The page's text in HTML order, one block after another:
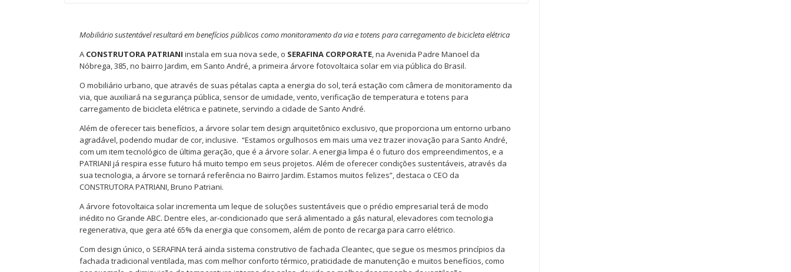
Mobiliário sustentável resultará em benefícios públicos como monitoramento da via e totens para carregamento de bicicleta elétrica
A CONSTRUTORA PATRIANI instala em sua nova sede, o SERAFINA CORPORATE, na Avenida Padre Manoel da
Nóbrega, 385, no bairro Jardim, em Santo André, a primeira árvore fotovoltaica solar em via pública do Brasil.
O mobiliário urbano, que através de suas pétalas capta a energia do sol, terá estação com câmera de monitoramento da
via, que auxiliará na segurança pública, sensor de umidade, vento, verificação de temperatura e totens para
carregamento de bicicleta elétrica e patinete, servindo a cidade de Santo André.
Além de oferecer tais benefícios, a árvore solar tem design arquitetônico exclusivo, que proporciona um entorno urbano
agradável, podendo mudar de cor, inclusive. “Estamos orgulhosos em mais uma vez trazer inovação para Santo André,
com um item tecnológico de última geração, que é a árvore solar. A energia limpa é o futuro dos empreendimentos, e a
PATRIANI já respira esse futuro há muito tempo em seus projetos. Além de oferecer condições sustentáveis, através da
sua tecnologia, a árvore se tornará referência no Bairro Jardim. Estamos muitos felizes”, destaca o CEO da
CONSTRUTORA PATRIANI, Bruno Patriani.
A árvore fotovoltaica solar incrementa um leque de soluções sustentáveis que o prédio empresarial terá de modo
inédito no Grande ABC. Dentre eles, ar-condicionado que será alimentado a gás natural, elevadores com tecnologia
regenerativa, que gera até 65% da energia que consomem, além de ponto de recarga para carro elétrico.
Com design único, o SERAFINA terá ainda sistema construtivo de fachada Cleantec, que segue os mesmos princípios da
fachada tradicional ventilada, mas com melhor conforto térmico, praticidade de manutenção e muitos benefícios, como